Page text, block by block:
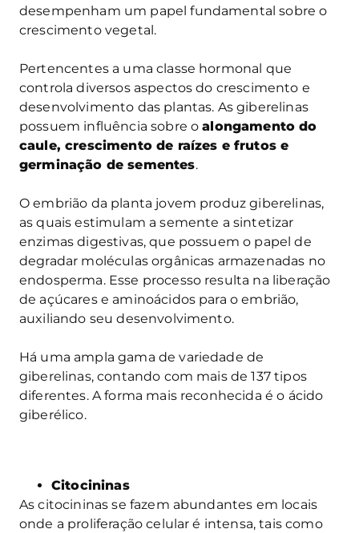
desempenham um papel fundamental sobre o
crescimento vegetal.
Pertencentes a uma classe hormonal que
controla diversos aspectos do crescimento e
desenvolvimento das plantas. As giberelinas
possuem influência sobre oalongamento do
caule, crescimento de raízes e frutos e
germinação de sementes.
O embrião da planta jovem produz giberelinas,
as quais estimulam a semente a sintetizar
enzimas digestivas, que possuem o papel de
degradar moléculas orgânicas armazenadas no
endosperma. Esse processo resulta na liberação
de açúcares e aminoácidos para o embrião,
auxiliando seu desenvolvimento.
Há uma ampla gama de variedade de
giberelinas, contando com mais de 137 tipos
diferentes. A forma mais reconhecida é o ácido
giberélico.
Citocininas
As citocininas se fazem abundantes em locais
onde a proliferação celular é intensa, tais como